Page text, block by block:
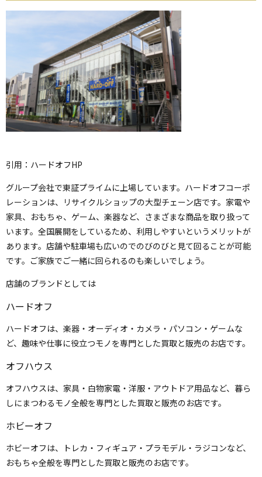
引用：ハードオフHP
グループ会社で東証プライムに上場しています。ハードオフコーポ
レーションは、リサイクルショップの大型チェーン店です。家電や
家具、おもちゃ、ゲーム、楽器など、さまざまな商品を取り扱って
います。全国展開をしているため、利用しやすいというメリットが
あります。店舗や駐車場も広いのでのびのびと見て回ることが可能
です。ご家族でご一緒に回られるのも楽しいでしょう。
店舗のブランドとしては
ハードオフ
ハードオフは、楽器・オーディオ・カメラ・パソコン・ゲームな
ど、趣味や仕事に役立つモノを専門とした買取と販売のお店です。
オフハウス
オフハウスは、家具・白物家電・洋服・アウトドア用品など、暮ら
しにまつわるモノ全般を専門とした買取と販売のお店です。
ホビーオフ
ホビーオフは、トレカ・フィギュア・プラモデル・ラジコンなど、
おもちゃ全般を専門とした買取と販売のお店です。